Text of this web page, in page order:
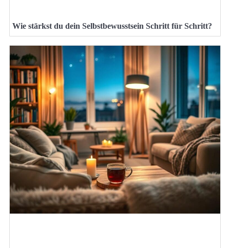
Wie stärkst du dein Selbstbewusstsein Schritt für Schritt?